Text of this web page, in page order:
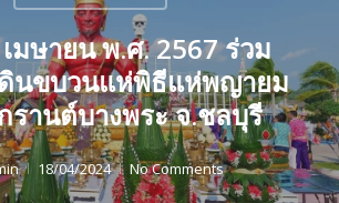
มษายน พ.ศ. 2567 ร่วม
นขบวนแห่พิธีแห่พญายม
รานต์บางพระ จ.ชลบุรี
18/04/2024 No Comments